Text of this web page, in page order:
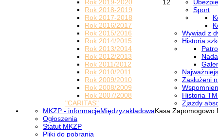
Rok 2019-2020
Rok 2018-2019
Rok 2017-2018
Rok 2016/2017
Rok 2015/2016
Rok 2014/2015
Rok 2013/2014
Rok 2012/2013
Rok 2011/2012
Rok 2010/2011
Rok 2009/2010
Rok 2008/2009
Rok 2007/2008
"CARITAS"
Sport
Wywiad z
Historia
Zasłużeni
Historia
Zjazdy
MiędzyzakładowaKasa Zapomogowo
MKZP - informacje
Ogłoszenia
Statut MKZP
Pliki do pobrania